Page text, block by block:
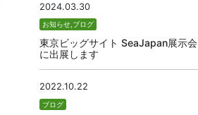
2024.03.30
お知らせ,ブログ
東京ビッグサイト SeaJapan展示会
に出展します
2022.10.22
ブログ